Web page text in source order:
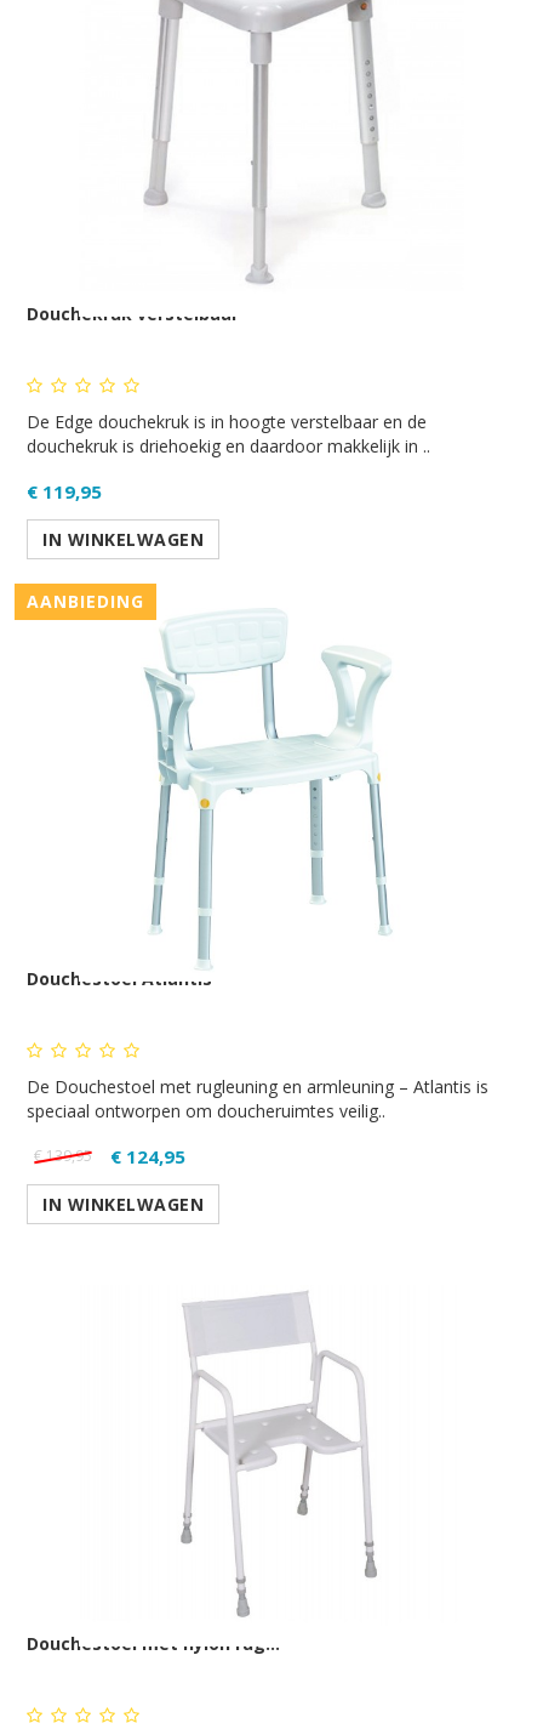
Douchekruk verstelbaar
De Edge douchekruk is in hoogte verstelbaar en de
douchekruk is driehoekig en daardoor makkelijk in ..
€ 119,95
IN WINKELWAGEN
AANBIEDING
Douchestoel Atlantis
De Douchestoel met rugleuning en armleuning – Atlantis is
speciaal ontworpen om doucheruimtes veilig..
€ 139,95 € 124,95
IN WINKELWAGEN
Douchestoel met nylon rug...